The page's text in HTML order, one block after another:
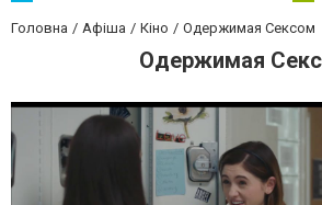
Головна Афіша Кіно Одержимая Сексом
Одержимая